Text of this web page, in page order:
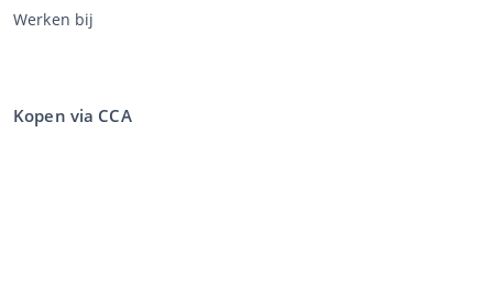
Werken bij
Kopen via CCA